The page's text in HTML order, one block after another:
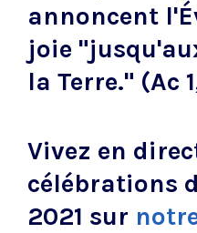
annoncent
joie
la Terre." (Ac
Vivez en
célébrations
2021 sur